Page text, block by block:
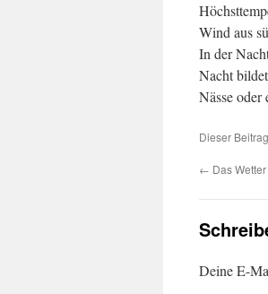
Wind aus
In der
Nacht
Nässe oder
Dieser
← Das
Deine E-